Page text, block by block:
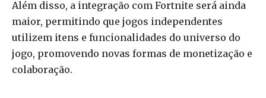
Além disso, a integração com Fortnite será ainda
maior, permitindo que jogos independentes
utilizem itens e funcionalidades do universo do
jogo, promovendo novas formas de monetização e
colaboração.